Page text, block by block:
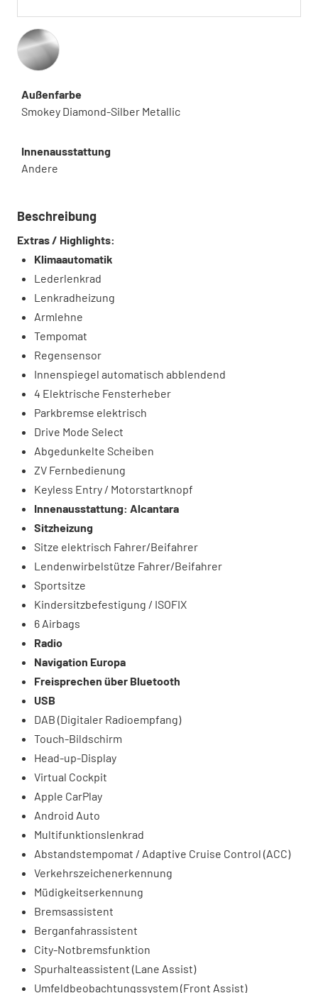
Außenfarbe
Smokey Diamond-Silber Metallic
Innenausstattung
Andere
Beschreibung
Extras / Highlights:
Klimaautomatik
Lederlenkrad
Lenkradheizung
Armlehne
Tempomat
Regensensor
Innenspiegel automatisch abblendend
4 Elektrische Fensterheber
Parkbremse elektrisch
Drive Mode Select
Abgedunkelte Scheiben
ZV Fernbedienung
Keyless Entry / Motorstartknopf
Innenausstattung: Alcantara
Sitzheizung
Sitze elektrisch Fahrer/Beifahrer
Lendenwirbelstütze Fahrer/Beifahrer
Sportsitze
Kindersitzbefestigung / ISOFIX
6 Airbags
Radio
Navigation Europa
Freisprechen über Bluetooth
USB
DAB (Digitaler Radioempfang)
Touch-Bildschirm
Head-up-Display
Virtual Cockpit
Apple CarPlay
Android Auto
Multifunktionslenkrad
Abstandstempomat / Adaptive Cruise Control (ACC)
Verkehrszeichenerkennung
Müdigkeitserkennung
Bremsassistent
Berganfahrassistent
City-Notbremsfunktion
Spurhalteassistent (Lane Assist)
Umfeldbeobachtungssystem (Front Assist)